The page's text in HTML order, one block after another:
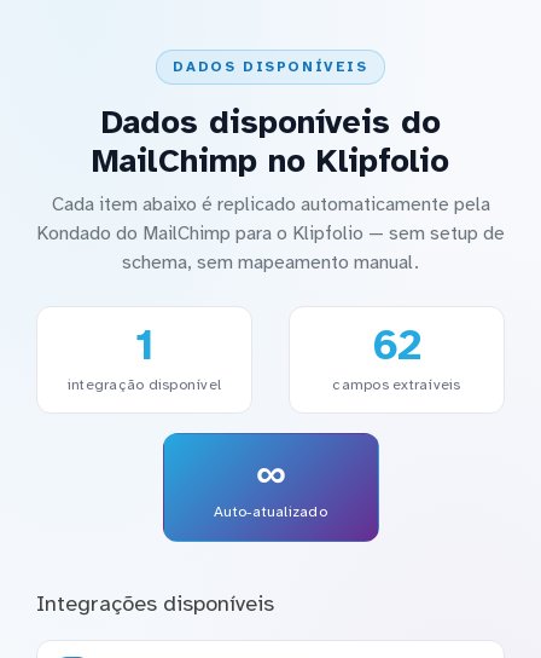
DADOS DISPONÍVEIS
Dados disponíveis do
MailChimp no Klipfolio
Cada item abaixo é replicado automaticamente pela
Kondado do MailChimp para o Klipfolio — sem setup de
schema, sem mapeamento manual.
1
integração disponível
62
campos extraíveis
∞
Auto-atualizado
Integrações disponíveis